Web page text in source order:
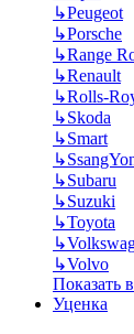
↳Peugeot
↳Porsche
↳Range
↳Renault
↳Rolls-
↳Skoda
↳Smart
↳
↳Subaru
↳Suzuki
↳Toyota
↳
↳Volvo
Показать
Уценка